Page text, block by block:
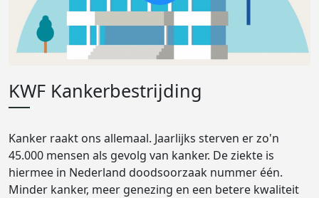
KWF Kankerbestrijding
Kanker raakt ons allemaal. Jaarlijks sterven er zo'n
45.000 mensen als gevolg van kanker. De ziekte is
hiermee in Nederland doodsoorzaak nummer één.
Minder kanker, meer genezing en een betere kwaliteit